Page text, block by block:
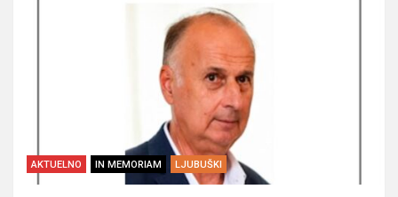
AKTUELNO IN MEMORIAM LJUBUŠKI